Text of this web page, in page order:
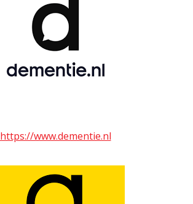
https://www.dementie.nl